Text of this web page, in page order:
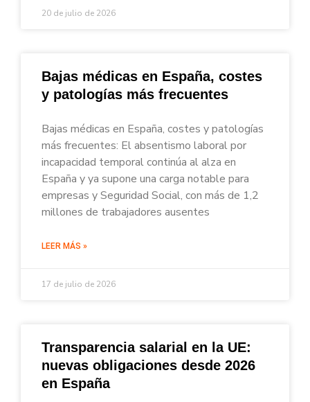
20 de julio de 2026
Bajas médicas en España, costes
y patologías más frecuentes
Bajas médicas en España, costes y patologías
más frecuentes: El absentismo laboral por
incapacidad temporal continúa al alza en
España y ya supone una carga notable para
empresas y Seguridad Social, con más de 1,2
millones de trabajadores ausentes
LEER MÁS »
17 de julio de 2026
Transparencia salarial en la UE:
nuevas obligaciones desde 2026
en España